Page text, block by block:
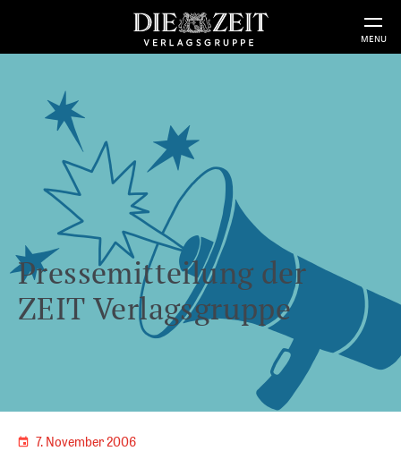
MENU
Pressemitteilung der
ZEIT Verlagsgruppe
7. November 2006